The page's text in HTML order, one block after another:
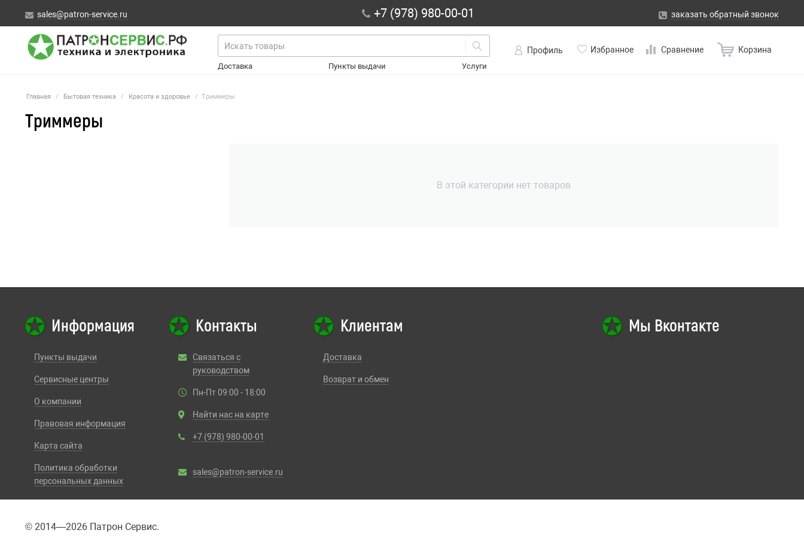
sales@patron-service.ru +7 (978) 980-00-01 заказать обратный звонок
Доставка Пункты выдачи Услуги
Профиль Избранное Сравнение Корзина
Главная / Бытовая техника / Красота и здоровье / Триммеры
Триммеры
В этой категории нет товаров
Информация
Пункты выдачи
Сервисные центры
О компании
Правовая информация
Карта сайта
Политика обработки
персональных данных
Контакты
Связаться с
руководством
Пн-Пт 09:00 - 18:00
Найти нас на карте
+7 (978) 980-00-01
sales@patron-service.ru
Клиентам
Доставка
Возврат и обмен
Мы Вконтакте
© 2014—2026 Патрон Сервис.